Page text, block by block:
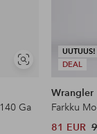
Näytä
Ga
UUTUUS!
DEAL
Wrangler
Farkku
81 EUR